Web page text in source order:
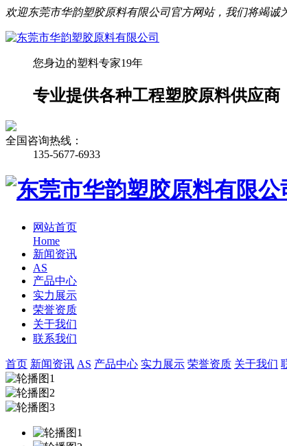
欢迎东莞市华韵塑胶原料有限公司官方网站，我们将竭诚
您身边的塑料专家19年
专业提供各种工程塑胶原料供应商
全国咨询热线：
135-5677-6933
网站首页
Home
新闻资讯
AS
产品中心
实力展示
荣誉资质
关于我们
联系我们
首页 新闻资讯 AS 产品中心 实力展示 荣誉资质 关于我们